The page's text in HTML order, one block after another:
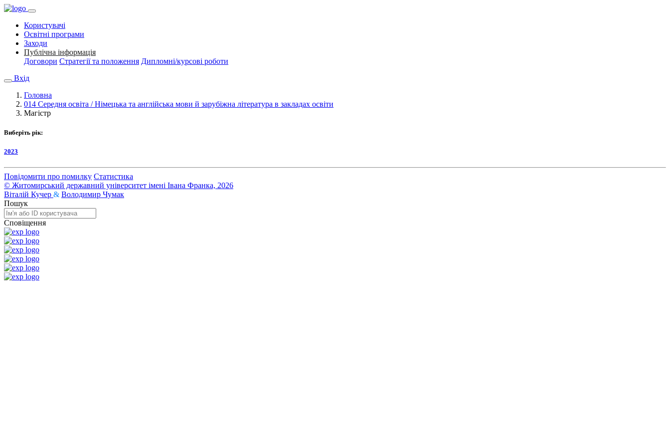
Користувачі
Освітні програми
Заходи
Публічна інформація
Договори Стратегії та положення Дипломні/курсові роботи
Вхід
Головна
014 Середня освіта / Німецька та англійська мови й зарубіжна література в закладах освіти
Магістр
Виберіть рік:
2023
Повідомити про помилку Статистика
© Житомирський державний університет імені Івана Франка, 2026
Віталій Кучер & Володимир Чумак
Пошук
Сповіщення